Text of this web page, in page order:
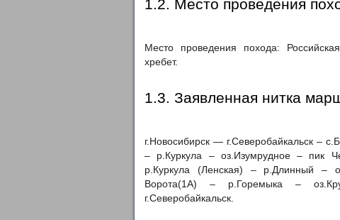
1.2. Место проведения
Место проведения похода:
хребет.
1.3. Заявленная нитка
г.Новосибирск — г.Северобайкальск –
– р.Куркула – оз.Изумрудное – пик
р.Куркула (Ленская) – р.Длинный –
Ворота(1А) – р.Горемыка –
г.Северобайкальск.